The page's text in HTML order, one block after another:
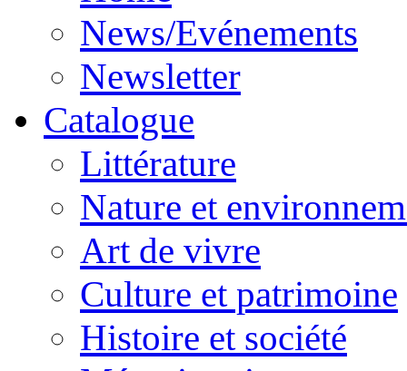
News/Evénements
Newsletter
Catalogue
Littérature
Nature et
Art de vivre
Culture et patrimoine
Histoire et société